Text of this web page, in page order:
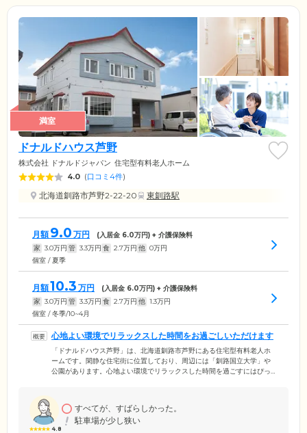
満室
ドナルドハウス芦野
株式会社 ドナルドジャパン 住宅型有料老人ホーム
4.0 (口コミ4件)
北海道釧路市芦野2-22-20 東釧路駅
月額 9.0 万円 (入居金 6.0万円) + 介護保険料
家 3.0万円 管 3.3万円 食 2.7万円 他 0万円
個室 / 夏季
月額10.3 万円 (入居金 6.0万円) + 介護保険料
家 3.0万円 管 3.3万円 食 2.7万円 他 1.3万円
個室 / 冬季/10~4月
心地よい環境でリラックスした時間をお過ごしいただけます
「ドナルドハウス芦野」は、北海道釧路市芦野にある住宅型有料老人ホ
ームです。閑静な住宅街に位置しており、周辺には「釧路国立大学」や
公園があります。心地よい環境でリラックスした時間を過ごすにはぴっ
介護浴槽、トイレなどの設備を整えていますので、足腰に不安のある方
や麻痺症状のある方も安全かつ快適にお過ごしいただけます。
4.8
すべてが、すばらしかった。
駐車場が少し狭い